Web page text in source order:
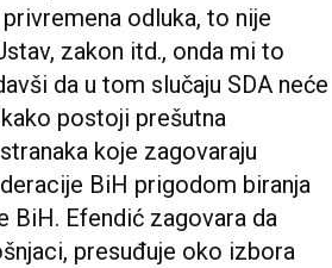
odluka, to nije
zakon itd., onda mi to
da u tom slučaju SDA neće
postoji prešutna
koje zagovaraju
BiH prigodom biranja
BiH. Efendić zagovara da
presuđuje oko izbora